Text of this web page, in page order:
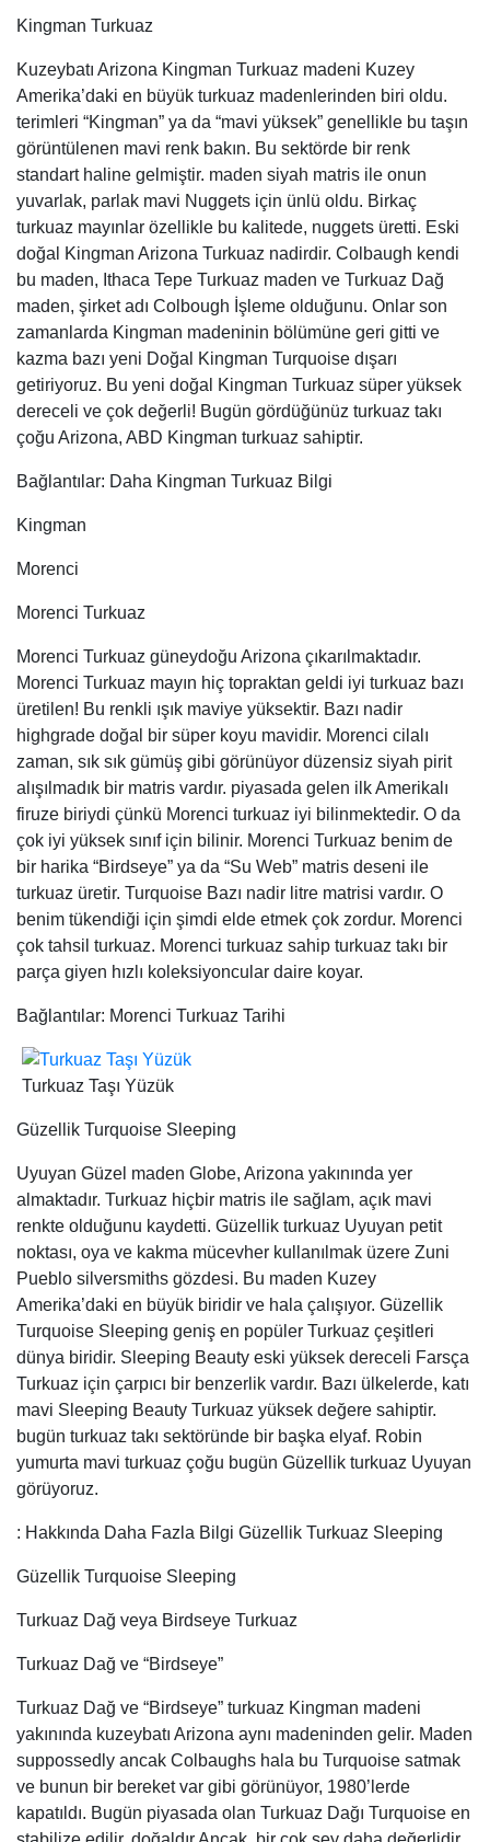
turkuaz mayınlar özellikle bu kalitede, nuggets üretti. Eski
bu maden, Ithaca Tepe Turkuaz maden ve Turkuaz Dağ
maden, şirket adı Colbough İşleme olduğunu. Onlar son
zamanlarda Kingman madeninin bölümüne geri gitti ve
kazma bazı yeni Doğal Kingman Turquoise dışarı
getiriyoruz. Bu yeni doğal Kingman Turkuaz süper yüksek
dereceli ve çok değerli! Bugün gördüğünüz turkuaz takı
çoğu Arizona, ABD Kingman turkuaz sahiptir.
Bağlantılar: Daha Kingman Turkuaz Bilgi
Kingman
Morenci
Morenci Turkuaz
Morenci Turkuaz güneydoğu Arizona çıkarılmaktadır.
Morenci Turkuaz mayın hiç topraktan geldi iyi turkuaz bazı
highgrade doğal bir süper koyu mavidir. Morenci cilalı
zaman, sık sık gümüş gibi görünüyor düzensiz siyah pirit
firuze biriydi çünkü Morenci turkuaz iyi bilinmektedir. O da
bir harika “Birdseye” ya da “Su Web” matris deseni ile
turkuaz üretir. Turquoise Bazı nadir litre matrisi vardır. O
benim tükendiği için şimdi elde etmek çok zordur. Morenci
çok tahsil turkuaz. Morenci turkuaz sahip turkuaz takı bir
parça giyen hızlı koleksiyoncular daire koyar.
Bağlantılar: Morenci Turkuaz Tarihi
Turkuaz Taşı Yüzük
Güzellik Turquoise Sleeping
Uyuyan Güzel maden Globe, Arizona yakınında yer
renkte olduğunu kaydetti. Güzellik turkuaz Uyuyan petit
noktası, oya ve kakma mücevher kullanılmak üzere Zuni
Pueblo silversmiths gözdesi. Bu maden Kuzey
Amerika’daki en büyük biridir ve hala çalışıyor. Güzellik
Turquoise Sleeping geniş en popüler Turkuaz çeşitleri
Turkuaz için çarpıcı bir benzerlik vardır. Bazı ülkelerde, katı
mavi Sleeping Beauty Turkuaz yüksek değere sahiptir.
bugün turkuaz takı sektöründe bir başka elyaf. Robin
yumurta mavi turkuaz çoğu bugün Güzellik turkuaz Uyuyan
görüyoruz.
: Hakkında Daha Fazla Bilgi Güzellik Turkuaz Sleeping
Güzellik Turquoise Sleeping
Turkuaz Dağ veya Birdseye Turkuaz
Turkuaz Dağ ve “Birdseye”
yakınında kuzeybatı Arizona aynı madeninden gelir. Maden
ve bunun bir bereket var gibi görünüyor, 1980’lerde
kapatıldı. Bugün piyasada olan Turkuaz Dağı Turquoise en
Perdeli ve olmayan perdeli matrisin hem yüksek mavi ışık
lacivert matriks ile çember göstermek bu madenden taş
açıklar. Biz bu madenden bu madenin yanı sıra kireç yeşil
turkuaz orman yeşil turkuvaz gördük. Kişinin
koleksiyonuna güzel bir ektir. Eğer turkuaz takı koleksiyonu
varsa kesinlikle bu ihtiyaç !!